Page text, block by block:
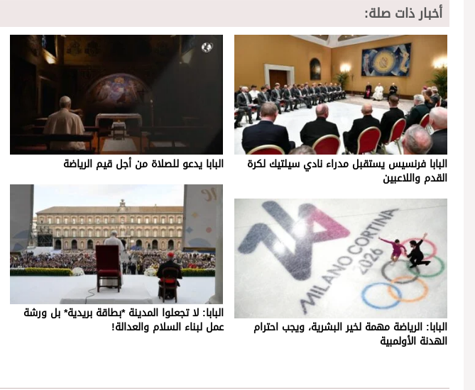
أخبار ذات صلة:
البابا فرنسيس يستقبل مدراء نادي سيلتيك لكرة
القدم واللاعبين
البابا: الرياضة مهمة لخير البشرية، ويجب احترام
الهدنة الأولمبية
البابا يدعو للصلاة من أجل قيم الرياضة
البابا: لا تجعلوا المدينة *بطاقة بريدية* بل ورشة
عمل لبناء السلام والعدالة!